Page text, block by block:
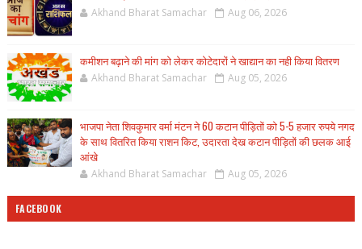
Akhand Bharat Samachar Aug 06, 2026
कमीशन बढ़ाने की मांग को लेकर कोटेदारों ने खाद्यान का नही किया वितरण
Akhand Bharat Samachar Aug 05, 2026
भाजपा नेता शिवकुमार वर्मा मंटन ने 60 कटान पीड़ितों को 5-5 हजार रुपये नगद
के साथ वितरित किया राशन किट, उदारता देख कटान पीड़ितों की छलक आई
आंखे
Akhand Bharat Samachar Aug 05, 2026
FACEBOOK